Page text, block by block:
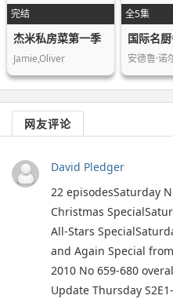
完结
杰米私房菜第一季
Jamie,Oliver
全5集
国际名
网友评论
David Pledger
22 episodesSaturday
Christmas
All-Stars
and Again Special
2010 No 659-680
Update Thursday